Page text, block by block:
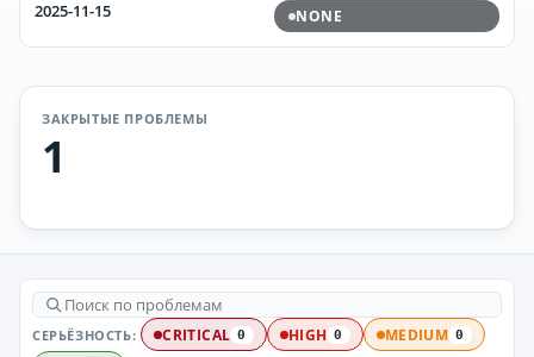
2025-11-15
NONE
ЗАКРЫТЫЕ ПРОБЛЕМЫ
1
СЕРЬЁЗНОСТЬ: CRITICAL 0 HIGH 0 MEDIUM 0